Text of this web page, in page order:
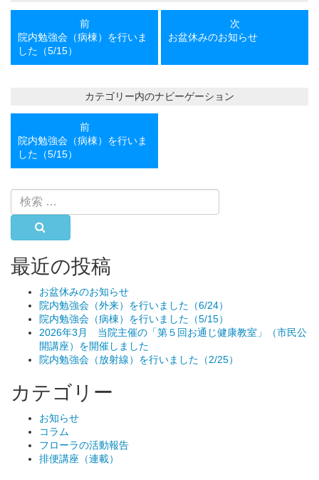
投
前
院内勉強会（病棟）を行いま
した（5/15）
投
次
お盆休みのお知らせ
カテゴリー内のナビーゲーション
投
前
院内勉強会（病棟）を行いま
した（5/15）
検
索:
最近の投稿
お盆休みのお知らせ
院内勉強会（外来）を行いました（6/24）
院内勉強会（病棟）を行いました（5/15）
2026年3月 当院主催の「第５回お通じ健康教室」（市民公
開講座）を開催しました
院内勉強会（放射線）を行いました（2/25）
カテゴリー
お知らせ
コラム
フローラの活動報告
排便講座（連載）